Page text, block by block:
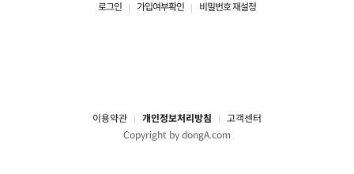
로그인 가입여부확인 비밀번호 재설정
이용약관 개인정보처리방침
고객센터
Copyright by dongA.com